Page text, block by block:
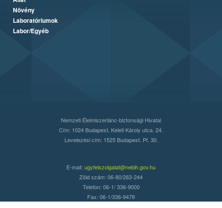
Növény
Laboratóriumok
Labor/Egyéb
Nemzeti Élelmiszerlánc-biztonsági Hivatal
Cím: 1024 Budapest, Keleti Károly utca. 24.
Levelezési cím: 1525 Budapest. Pf. 30.
E-mail: ugyfelszolgalat@nebih.gov.hu
Zöld szám: 06-80/263-244
Telefon: 06-1/ 336-9000
Fax: 06-1/336-9479